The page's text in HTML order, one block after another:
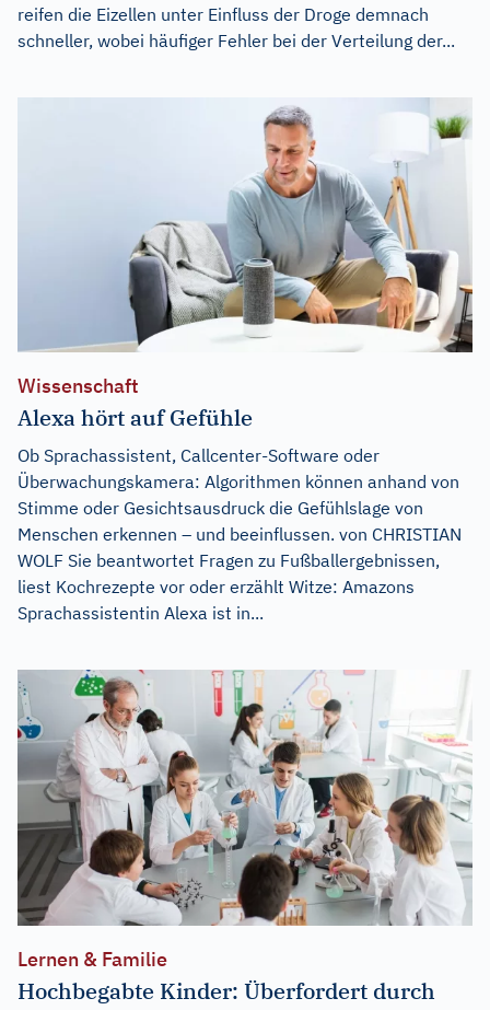
reifen die Eizellen unter Einfluss der Droge demnach
schneller, wobei häufiger Fehler bei der Verteilung der...
Wissenschaft
Alexa hört auf Gefühle
Ob Sprachassistent, Callcenter-Software oder
Überwachungskamera: Algorithmen können anhand von
Stimme oder Gesichtsausdruck die Gefühlslage von
Menschen erkennen – und beeinflussen. von CHRISTIAN
WOLF Sie beantwortet Fragen zu Fußballergebnissen,
liest Kochrezepte vor oder erzählt Witze: Amazons
Sprachassistentin Alexa ist in...
Lernen & Familie
Hochbegabte Kinder: Überfordert durch